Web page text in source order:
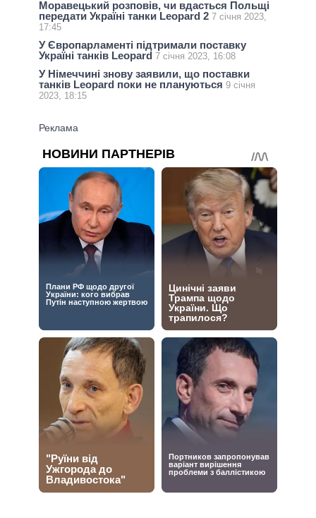
Моравецький розповів, чи вдасться Польщі
передати Україні танки Leopard 2 7 січня 2023,
17:45
У Європарламенті підтримали поставку
Україні танків Leopard 7 січня 2023, 16:08
У Німеччині знову заявили, що поставки
танків Leopard поки не плануються 9 січня
2023, 18:15